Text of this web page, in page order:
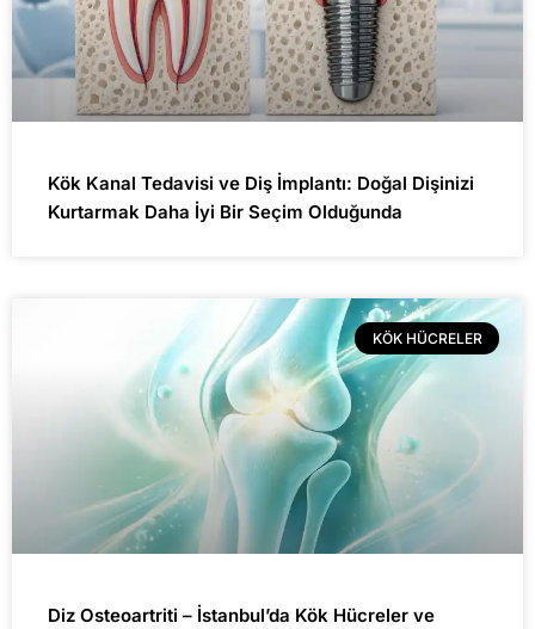
Kök Kanal Tedavisi ve Diş İmplantı: Doğal Dişinizi
Kurtarmak Daha İyi Bir Seçim Olduğunda
KÖK HÜCRELER
Diz Osteoartriti – İstanbul’da Kök Hücreler ve